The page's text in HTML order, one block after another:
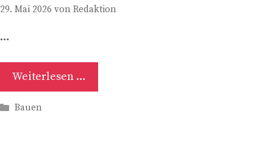
29. Mai 2026 von Redaktion
…
Weiterlesen …
Kategorien
Bauen